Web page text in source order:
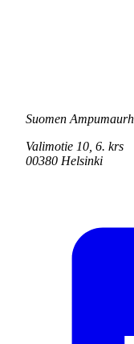
Suomen
Valimotie 10, 6. krs
00380 Helsinki